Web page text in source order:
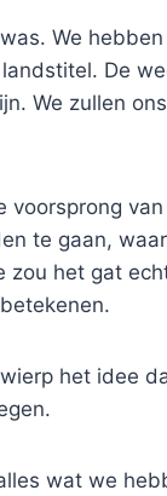
We
De
We zullen
voorsprong
te gaan,
zou het gat
het idee
wat we